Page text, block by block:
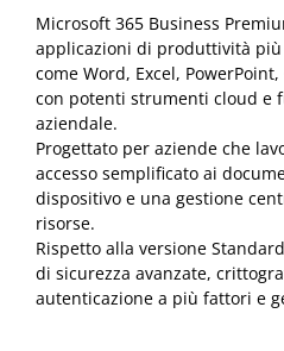
Microsoft 365 Business
applicazioni di produttività
come Word, Excel,
con potenti strumenti cloud e
aziendale.
Progettato per aziende che
accesso semplificato ai
dispositivo e una gestione
risorse.
Rispetto alla versione
di sicurezza avanzate,
autenticazione a più fattori e